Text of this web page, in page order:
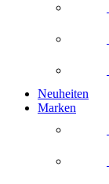
Neuheiten
Marken